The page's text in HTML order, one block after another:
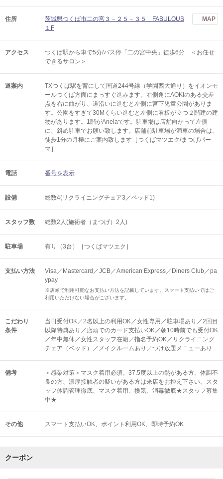
住所
茨城県つくば市二の宮３－２５－３５ FABULOUS
１F
MAP
アクセス
つくば駅から車で5分/バス停「二の宮中央」徒歩6分 ＜お任せ
できるサロン＞
道案内
TXつくば駅を背にして国道244号線（学園西大通り）をイオンモ
ールつくば方面にまっすぐ進みます。右側角にAOKIのある交差
点を右に曲がり、道沿いに進むと左側に宮下児童公園がありま
す。公園をすぎて30Mくらい進むと左側に看板が立つ２階建の建
物があります。1階がAnelaです。駐車場は店舗向かって左側
に、斜め駐車でお願い致します。店舗前駐車場が満車の場合は、
徒歩1分の月極にご案内致します［つくばマツエク/まつげパー
マ］
電話 番号を表示
設備 総数4(リクライニングチェア3／ベッド1)
スタッフ数 総数2人(施術者（まつげ）2人)
駐車場 有り（3台）［つくばマツエク］
支払い方法
Visa／Mastercard／JCB／American Express／Diners Club／pa
ypay
※店頭で利用可能なお支払い方法を記載しています。スマート支払いではご
利用いただけない場合がございます。
こだわり
条件
当日受付OK／2名以上の利用OK／女性専用／駐車場あり／2回目
以降特典あり／店頭でのカード支払いOK／朝10時前でも受付OK
／年中無休／女性スタッフ在籍／指名予約OK／リクライニング
チェア（ベッド）／メイクルームあり／つけ放題メニューあり
備考
＜感染対策＞マスク着用必須。37.5度以上の熱がある方、体調不
良の方、濃厚接触者の疑いがある方は来店をお控え下さい。スタ
ッフ体調管理徹底、マスク着用、換気、消毒徹底★スタッフ募集
中★
その他 スマート支払いOK ポイント利用OK 即時予約OK
クーポン